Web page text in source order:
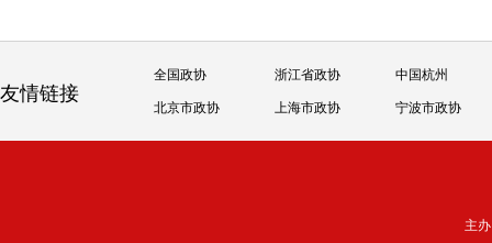
友情链接
全国政协 浙江省政协 中国杭州
北京市政协 上海市政协 宁波市政协
主